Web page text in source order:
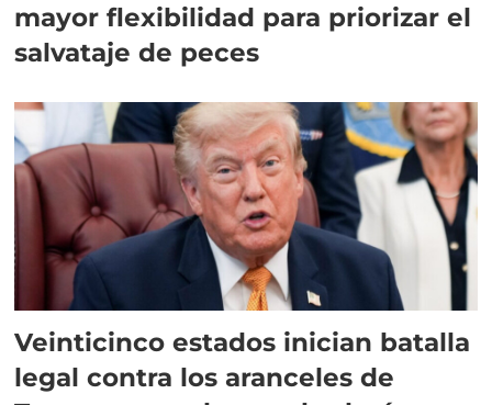
mayor flexibilidad para priorizar el
salvataje de peces
Veinticinco estados inician batalla
legal contra los aranceles de